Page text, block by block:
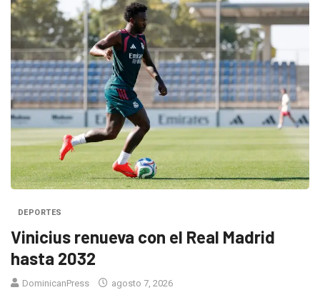
DEPORTES
Vinicius renueva con el Real Madrid
hasta 2032
DominicanPress agosto 7, 2026